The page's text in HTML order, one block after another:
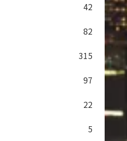
42
82
315
97
22
5